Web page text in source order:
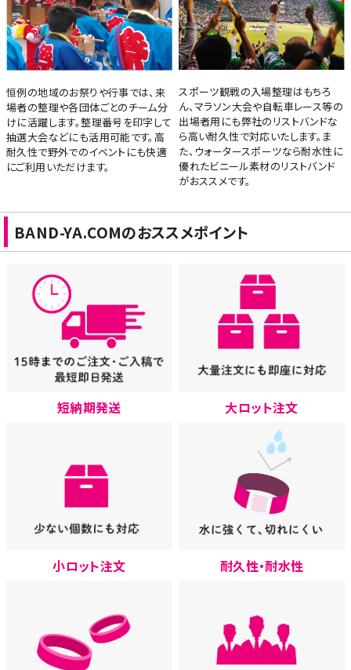
恒例の地域のお祭りや行事では、来
場者の整理や各団体ごとのチーム分
けに活躍します。整理番号を印字して
抽選大会などにも活用可能です。高
耐久性で野外でのイベントにも快適
にご利用いただけます。
スポーツ観戦の入場整理はもちろ
ん、マラソン大会や自転車レース等の
出場者用にも弊社のリストバンドな
ら高い耐久性で対応いたします。ま
た、ウォータースポーツなら耐水性に
優れたビニール素材のリストバンド
がおススメです。
BAND-YA.COMのおススメポイント
短納期発送 大ロット注文
小ロット注文 耐久性・耐水性